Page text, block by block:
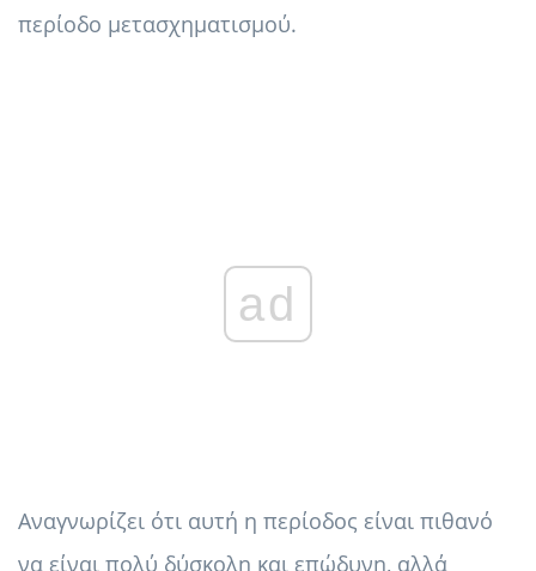
περίοδο μετασχηματισμού.
ad
Αναγνωρίζει ότι αυτή η περίοδος είναι πιθανό
να είναι πολύ δύσκολη και επώδυνη, αλλά